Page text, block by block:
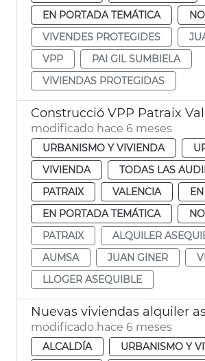
EN PORTADA TEMÁTICA
VIVENDES PROTEGIDES
VPP
PAI GIL SUMBIELA
VIVIENDAS PROTEGIDAS
Construcció VPP Patraix
modificado hace 6 meses
URBANISMO Y VIVIENDA
VIVIENDA
TODAS LAS
PATRAIX
VALENCIA
EN PORTADA TEMÁTICA
PATRAIX
ALQUILER
AUMSA
JUAN GINER
LLOGER ASEQUIBLE
modificado hace 6 meses
ALCALDÍA
URBANISMO Y